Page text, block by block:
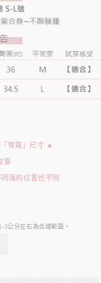
臀寬」尺寸 ▲
善
落的位置也不同
3公分左右為合理範圍。